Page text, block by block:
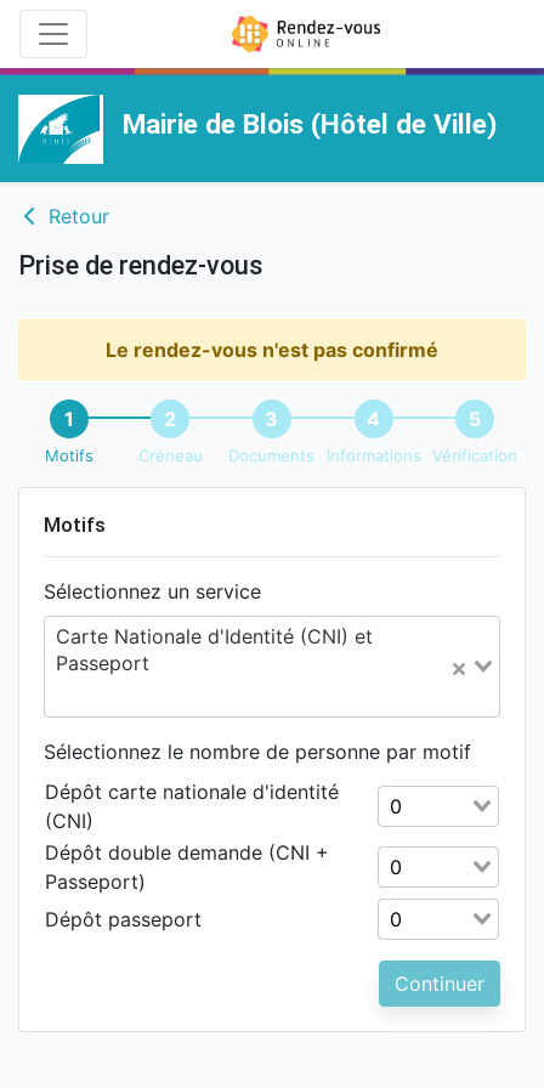
Mairie de Blois (Hôtel de Ville)
Retour
Prise de rendez-vous
Le rendez-vous n'est pas confirmé
1
Motifs
2
Créneau
3
Documents
4
Informations
5
Vérification
Motifs
Sélectionnez un service
Carte Nationale d'Identité (CNI) et
Passeport
Sélectionnez le nombre de personne par motif
Dépôt carte nationale d'identité
(CNI)
Sélectionnez le
Dépôt double demande (CNI +
Passeport)
Sélectionnez le
Dépôt passeport Sélectionnez le
Continuer